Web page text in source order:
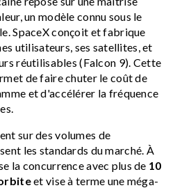
un modèle connu sous le
SpaceX conçoit et fabrique
utilisateurs, ses satellites, et
réutilisables (Falcon 9). Cette
de faire chuter le coût de
et d'accélérer la fréquence
sur des volumes de
les standards du marché. À
la concurrence avec plus de 10
et vise à terme une méga-